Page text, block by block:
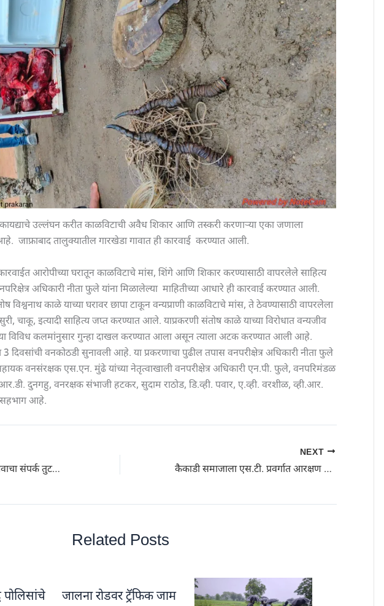
उल्लंघन करीत काळविटाची अवैध शिकार आणि तस्करी करणाऱ्या एका जणाला
जाफ्राबाद तालुक्यातील गारखेडा गावात ही कारवाई करण्यात आली.
आरोपीच्या घरातून काळविटाचे मांस, शिंगे आणि शिकार करण्यासाठी वापरलेले साहित्य
अधिकारी नीता फुले यांना मिळालेल्या माहितीच्या आधारे ही कारवाई करण्यात आली.
विश्वनाथ काळे याच्या घरावर छापा टाकून वन्यप्राणी काळविटाचे मांस, ते ठेवण्यासाठी वापरलेला
चाकू, इत्यादी साहित्य जप्त करण्यात आले. याप्रकरणी संतोष काळे याच्या विरोधात वन्यजीव
विविध कलमांनुसार गुन्हा दाखल करण्यात आला असून त्याला अटक करण्यात आली आहे.
3 दिवसांची वनकोठडी सुनावली आहे. या प्रकरणाचा पुढील तपास वनपरीक्षेत्र अधिकारी नीता फुले
वनसंरक्षक एस.एन. मुंढे यांच्या नेतृत्वाखाली वनपरीक्षेत्र अधिकारी एन.पी. फुले, वनपरिमंडळ
दुनगहु, वनरक्षक संभाजी हटकर, सुदाम राठोड, डि.व्ही. पवार, ए.व्ही. वरशीळ, व्ही.आर.
सहभाग आहे.
आडोळ नदीला पूर; रिठद गावाचा संपर्क तुटला: पुलांवरून वाहिले पाणी, शेतपिकांचे नुकसान
NEXT
कैकाडी समाजाला एस.टी. प्रवर्गात आरक्षण द्या; कैकाडी समाजाच्या बैठकीत एकमुखी मागणी
Related Posts
पोलिसांचे
जालना रोडवर ट्रॅफिक जाम